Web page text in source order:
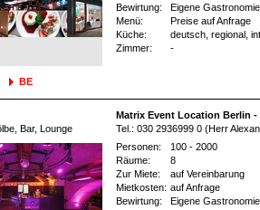
BE
Bewirtung:
Eigene Gastronomie
Menü:
Preise auf Anfrage
Küche:
deutsch, regional,
Zimmer:
-
, Bar, Lounge
Matrix Event Location Berlin -
Tel.: 030 2936999 0 (Herr
Personen:
100 - 2000
Räume:
8
Zur Miete:
auf Vereinbarung
Mietkosten: auf Anfrage
Bewirtung:
Eigene Gastronomie